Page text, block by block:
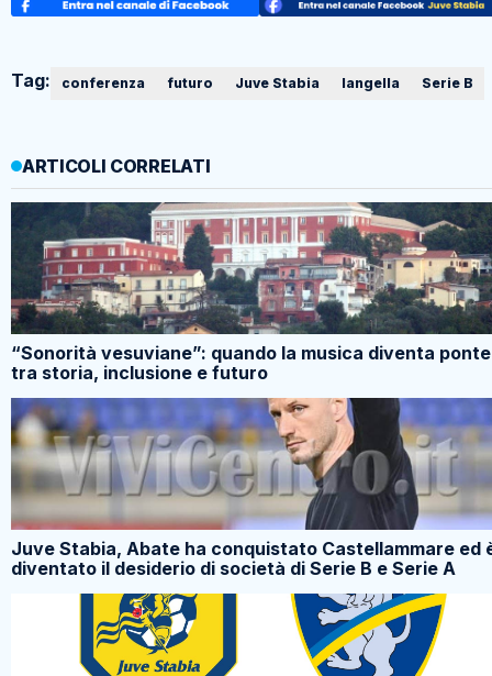
Tag: conferenza futuro Juve Stabia langella Serie B
ARTICOLI CORRELATI
“Sonorità vesuviane”: quando la musica diventa ponte
tra storia, inclusione e futuro
Juve Stabia, Abate ha conquistato Castellammare ed
diventato il desiderio di società di Serie B e Serie A